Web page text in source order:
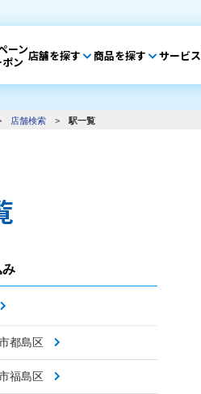
ーン
ポン 店舗を探す 商品を探す サービス
店舗検索 > 駅一覧
み
都島区
福島区